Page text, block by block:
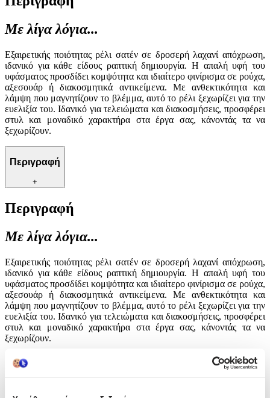
Με λίγα λόγια...
Εξαιρετικής ποιότητας ρέλι σατέν σε δροσερή λαχανί απόχρωση,
ιδανικό για κάθε είδους ραπτική δημιουργία. Η απαλή υφή του
υφάσματος προσδίδει κομψότητα και ιδιαίτερο φινίρισμα σε ρούχα,
αξεσουάρ ή διακοσμητικά αντικείμενα. Με ανθεκτικότητα και
λάμψη που μαγνητίζουν το βλέμμα, αυτό το ρέλι ξεχωρίζει για την
ευελιξία του. Ιδανικό για τελειώματα και διακοσμήσεις, προσφέρει
στυλ και μοναδικό χαρακτήρα στα έργα σας, κάνοντάς τα να
ξεχωρίζουν.
Περιγραφή
+
Περιγραφή
Με λίγα λόγια...
Εξαιρετικής ποιότητας ρέλι σατέν σε δροσερή λαχανί απόχρωση,
ιδανικό για κάθε είδους ραπτική δημιουργία. Η απαλή υφή του
υφάσματος προσδίδει κομψότητα και ιδιαίτερο φινίρισμα σε ρούχα,
αξεσουάρ ή διακοσμητικά αντικείμενα. Με ανθεκτικότητα και
λάμψη που μαγνητίζουν το βλέμμα, αυτό το ρέλι ξεχωρίζει για την
ευελιξία του. Ιδανικό για τελειώματα και διακοσμήσεις, προσφέρει
στυλ και μοναδικό χαρακτήρα στα έργα σας, κάνοντάς τα να
ξεχωρίζουν.
Χαρακτηριστικά